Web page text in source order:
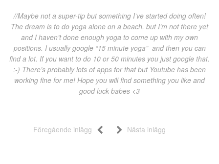
//Maybe not a super-tip but something I’ve started doing often!
The dream is to do yoga alone on a beach, but I’m not there yet
and I haven’t done enough yoga to come up with my own
positions. I usually google “15 minute yoga” and then you can
find a lot. If you want to do 10 or 50 minutes you just google that.
:-) There’s probably lots of apps for that but Youtube has been
working fine for me! Hope you will find something you like and
good luck babes <3
Föregående inlägg Nästa inlägg